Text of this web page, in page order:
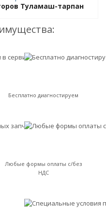
Туламаш-тарпан
Бесплатно диагностируем
Любые формы оплаты с/без
НДС